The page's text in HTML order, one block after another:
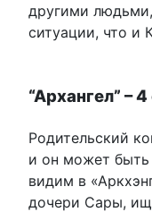
другими
ситуации, что и
“Архангел” –
Родительский
и он может
видим в
дочери Сары,